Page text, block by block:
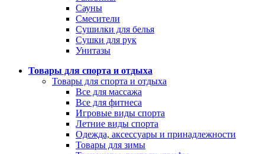
Сауны
Смесители
Сушилки для белья
Сушки для рук
Унитазы
Товары для спорта и отдыха
Товары для спорта и отдыха
Все для массажа
Все для фитнеса
Игровые виды спорта
Летние виды спорта
Одежда, аксессуары и принадлежности
Товары для зимы